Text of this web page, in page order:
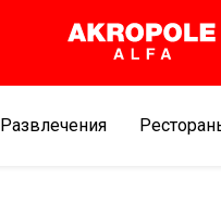
Развлечения